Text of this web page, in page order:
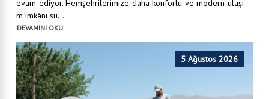
evam ediyor. Hemşehrilerimize daha konforlu ve modern ulaşı
m imkânı su...
DEVAMINI OKU
5 Ağustos 2026